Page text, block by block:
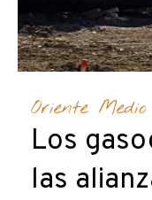
Oriente Medio
Los
las